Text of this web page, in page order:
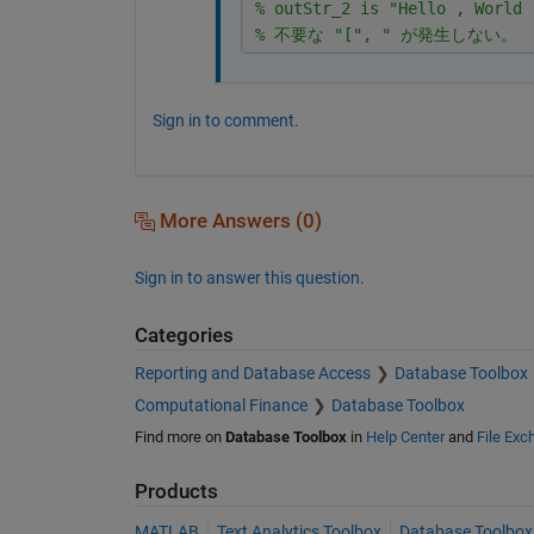
% outStr_2 is "Hello , World
% 不要な "[", " が発生しない。
Sign in to comment.
More Answers (0)
Sign in to answer this question.
Categories
Reporting and Database Access
Database Toolbox
Computational Finance
Database Toolbox
Find more on Database Toolboxin Help Centerand File
Products